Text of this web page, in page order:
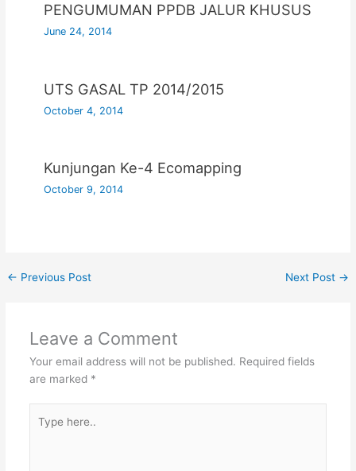
PENGUMUMAN PPDB JALUR KHUSUS
June 24, 2014
UTS GASAL TP 2014/2015
October 4, 2014
Kunjungan Ke-4 Ecomapping
October 9, 2014
← Previous Post Next Post →
Leave a Comment
Your email address will not be published. Required fields
are marked *
here..